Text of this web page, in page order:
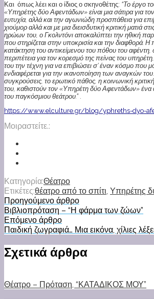
Και όπως λέει και ο ίδιος ο σκηνοθέτης: “Το έργο
«Υπηρέτης δύο Αφεντάδων» είναι μια σάτιρα για
ευτυχία, αλλά και την αγωνιώδη προσπάθεια για
χιούμορ αλλά και με μια διεισδυτική κριτική ματιά
ηρώων του, ο Γκολντόνι αποκαλύπτει την ηθική
που στηρίζεται στην υποκρισία και την διαφθορά. Η
κατάκτηση του αντικείμενου του πόθου του
περιπέτεια για τον κορεσμό της πείνας του
του την τέχνη για να επιβιώσει σ’ έναν κόσμο που
ενδιαφέρεται για την ικανοποίηση των αναγκών
συγκρούσεις, το ερωτικό πάθος, η κοινωνική
του, καθιστούν τον «Υπηρέτη δύο Αφεντάδων» ένα
του παγκόσμιου θεάτρου.” .
https://www.elculture.gr/blog/yphreths-dyo-
Μοιραστείτε.:
Κατηγορία:Θέατρο
Ετικέτες:θέατρο από το σπίτι, Υπηρέτης
Προηγούμενο άρθρο
Βιβλιοπρόταση – “Η φάρμα των ζώων”
Επόμενο άρθρο
Παιδική ζωγραφιά… Μια εικόνα, χίλιες
Σχετικά άρθρα
Θέατρο – Πρόταση, “ΚΑΤΑΔΙΚΟΣ ΜΟΥ”